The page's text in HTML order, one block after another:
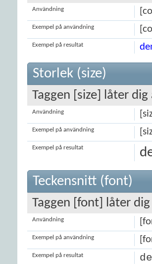
Användning
Exempel på användning
Exempel på resultat
Storlek (size)
Taggen [size] låter
Användning
Exempel på användning
Exempel på resultat
Teckensnitt (font)
Taggen [font] låter
Användning
Exempel på användning
Exempel på resultat